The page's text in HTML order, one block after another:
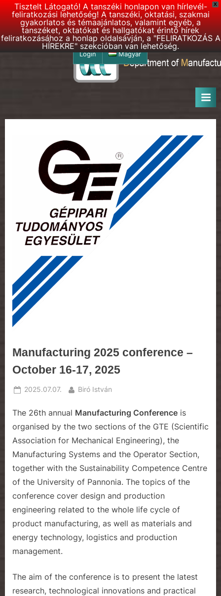
X
Tisztelt Látogató! A tanszéki honlapon van hírlevél-
feliratkozási lehetőség! A tanszéki, oktatási, szakmai
gyakorlatos és témaajánlatos, valamint egyéb, a
tanszéket, oktatókat és hallgatókat érintő hírek
feliratkozásához a honlap oldalsávján, a "FELIRATKOZÁS A
HÍREKRE" szekcióban van lehetőség.
Skip
Login Magyar
E
o
m
e
p
g
e
Manufacturing
and
Engineering
Manufacturing 2025 conference –
October 16-17, 2025
Posted
2025.07.07. By
Biró István
The 26th annual Manufacturing Conference is
organised by the two sections of the GTE (Scientific
Association for Mechanical Engineering), the
Manufacturing Systems and the Operator Section,
together with the Sustainability Competence Centre
of the University of Pannonia. The topics of the
conference cover design and production
engineering related to the whole life cycle of
product manufacturing, as well as materials and
energy technology, logistics and production
management.
The aim of the conference is to present the latest
research, technological innovations and practical